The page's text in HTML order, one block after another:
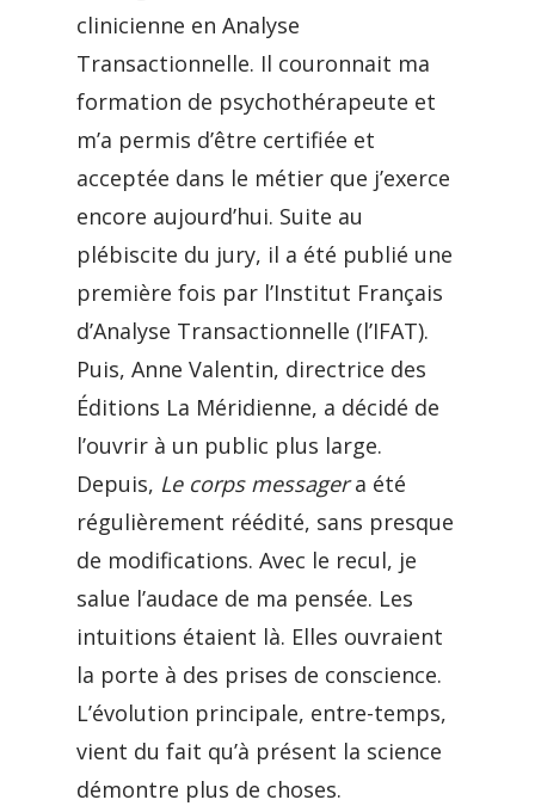
clinicienne en Analyse
Transactionnelle. Il couronnait ma
formation de psychothérapeute et
m’a permis d’être certifiée et
acceptée dans le métier que j’exerce
encore aujourd’hui. Suite au
plébiscite du jury, il a été publié une
première fois par l’Institut Français
d’Analyse Transactionnelle (l’IFAT).
Puis, Anne Valentin, directrice des
Éditions La Méridienne, a décidé de
l’ouvrir à un public plus large.
Depuis, Le corps messagera été
régulièrement réédité, sans presque
de modifications. Avec le recul, je
salue l’audace de ma pensée. Les
intuitions étaient là. Elles ouvraient
la porte à des prises de conscience.
L’évolution principale, entre-temps,
vient du fait qu’à présent la science
démontre plus de choses.